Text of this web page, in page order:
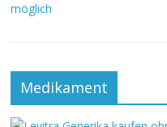
möglich
Medikament